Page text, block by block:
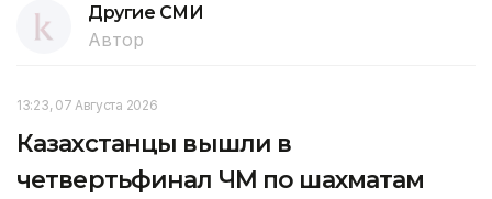
Другие СМИ
Автор
13:23, 07 Августа 2026
Казахстанцы вышли в
четвертьфинал ЧМ по шахматам